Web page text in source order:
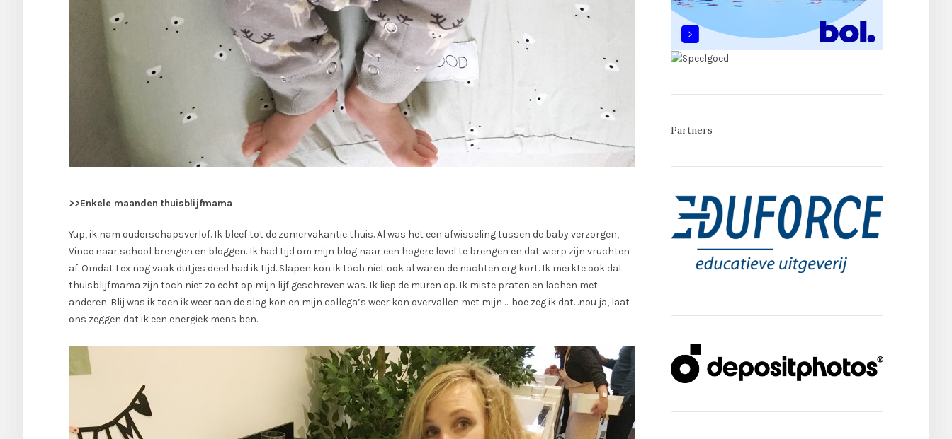
>>Enkele maanden thuisblijfmama
Yup, ik nam ouderschapsverlof. Ik bleef tot de zomervakantie thuis. Al was het een afwisseling tussen de baby verzorgen,
Vince naar school brengen en bloggen. Ik had tijd om mijn blog naar een hogere level te brengen en dat wierp zijn vruchten
af. Omdat Lex nog vaak dutjes deed had ik tijd. Slapen kon ik toch niet ook al waren de nachten erg kort. Ik merkte ook dat
thuisblijfmama zijn toch niet zo echt op mijn lijf geschreven was. Ik liep de muren op. Ik miste praten en lachen met
anderen. Blij was ik toen ik weer aan de slag kon en mijn collega’s weer kon overvallen met mijn … hoe zeg ik dat…nou ja, laat
ons zeggen dat ik een energiek mens ben.
Partners